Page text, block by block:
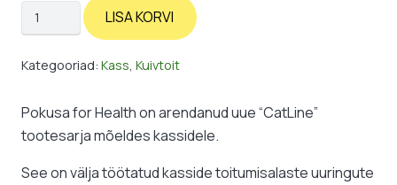
Kuivtoit
kassile:
lammas/kalkun
LISA KORVI
Kategooriad: Kass, Kuivtoit
Pokusa for Health on arendanud uue “CatLine”
tootesarja mõeldes kassidele.
See on välja töötatud kasside toitumisalaste uuringute